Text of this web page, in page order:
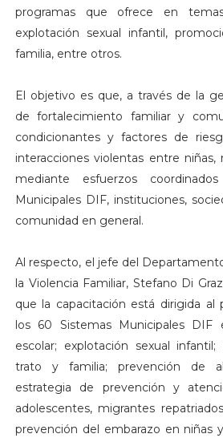
programas que ofrece en
explotación sexual infantil,
familia, entre otros.
El objetivo es que, a través de la
de fortalecimiento familiar y
condicionantes y factores de
interacciones violentas entre niñas,
mediante esfuerzos
Municipales DIF, instituciones,
comunidad en general.
Al respecto, el jefe del
la Violencia Familiar, Stefano Di
que la capacitación está dirigida al
los 60 Sistemas Municipales DIF
escolar; explotación sexual
trato y familia; prevención de
estrategia de prevención y
adolescentes, migrantes
prevención del embarazo en niñas